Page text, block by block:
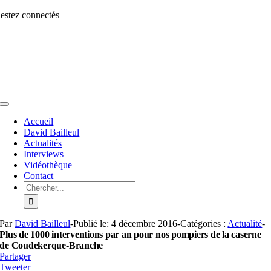
Allerconnectés
Toggle
NavigationAccueil
David Bailleul
Actualités
Interviews
Vidéothèque
Contact
Rechercher:
ParDavid Bailleul-Publié le: 4 décembre 2016-Catégories : Actualité-
Plus de 1000 interventions par an pour nos pompiers de la caserne
de Coudekerque-Branche
Partager
Tweeter